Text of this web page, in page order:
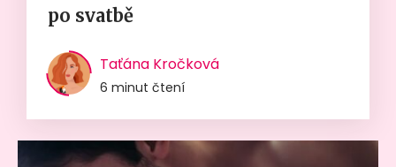
po svatbě
Taťána Kročková
6 minut čtení